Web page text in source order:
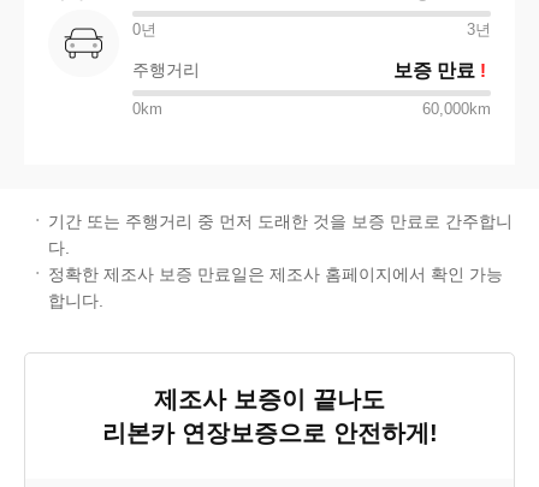
0년 3년
주행거리 보증 만료 !
0km 60,000km
기간 또는 주행거리 중 먼저 도래한 것을 보증 만료로 간주합니
다.
정확한 제조사 보증 만료일은 제조사 홈페이지에서 확인 가능
합니다.
제조사 보증이 끝나도
리본카 연장보증으로 안전하게!